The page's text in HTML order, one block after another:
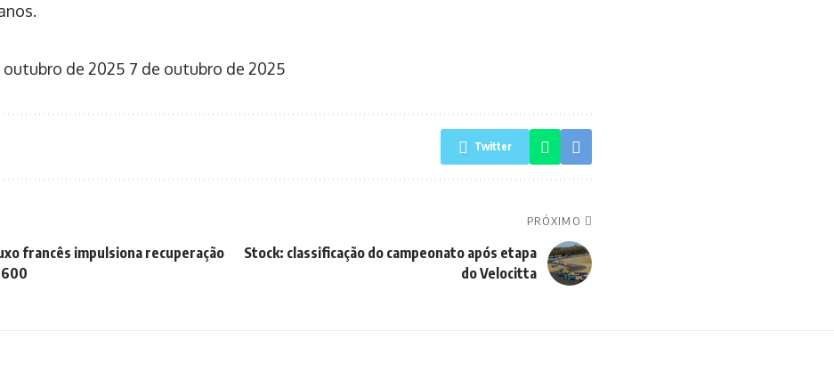
outubro de 2025 7 de outubro de 2025
Twitter
francês impulsiona recuperação
600
PRÓXIMO
Stock: classificação do campeonato após etapa
do Velocitta